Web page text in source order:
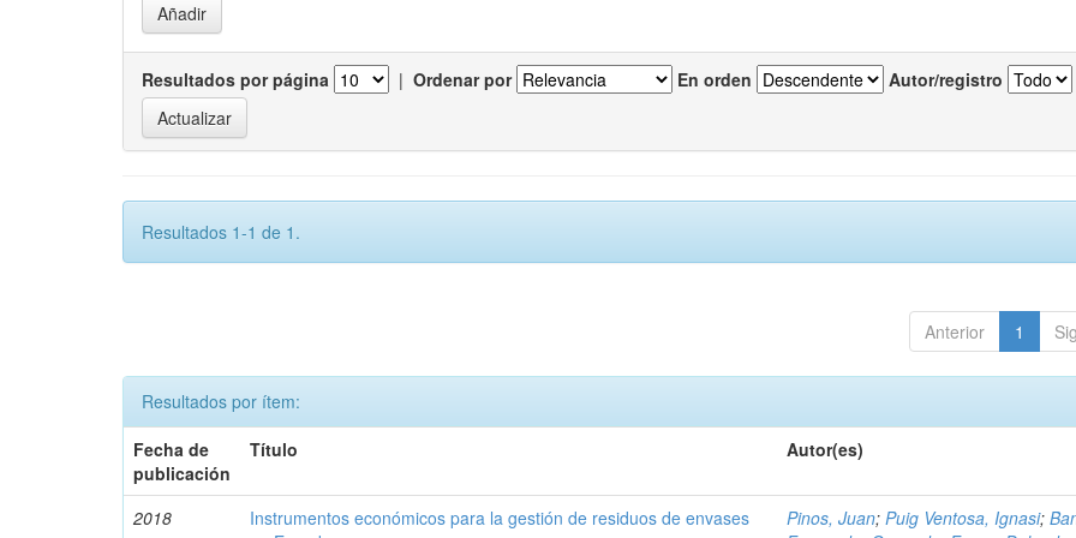
Resultados por página | Ordenar por En orden Autor/registro
Resultados 1-1 de 1.
Anterior 1
Resultados por ítem:
Fecha de
publicación
Título Autor(es)
2018
Instrumentos económicos para la gestión de residuos de envases
Pinos, Juan;Puig Ventosa, Ignasi;